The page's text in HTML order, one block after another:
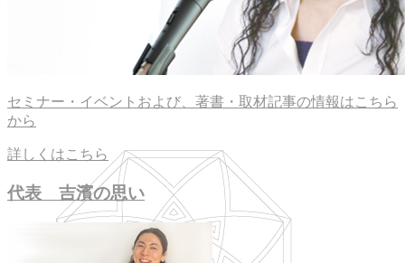
セミナー・イベントおよび、著書・取材記事の情報はこちら
から
詳しくはこちら
代表 吉濱の思い